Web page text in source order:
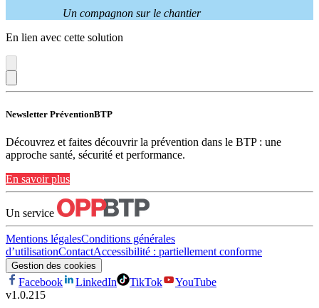
Un compagnon sur le chantier
En lien avec cette solution
Newsletter PréventionBTP
Découvrez et faites découvrir la prévention dans le BTP : une
approche santé, sécurité et performance.
En savoir plus
Un service
Mentions légalesConditions générales
d’utilisationContactAccessibilité : partiellement conforme
Gestion des cookies
Facebook LinkedIn TikTok
YouTube
v1.0.215